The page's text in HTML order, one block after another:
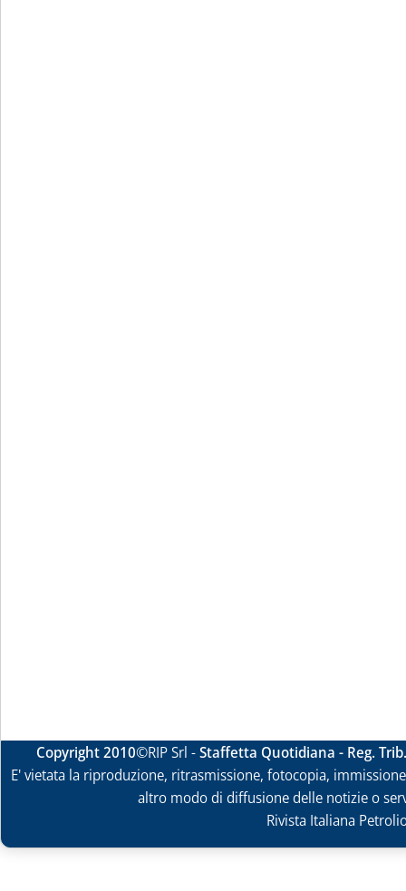
Copyright 2010©RIP Srl -Staffetta Quotidiana - Reg.
E' vietata la riproduzione, ritrasmissione, fotocopia,
altro modo di diffusione delle notizie o
Rivista Italiana